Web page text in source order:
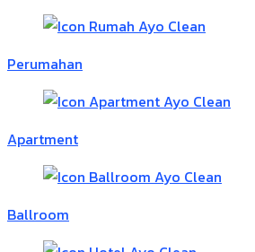
Perumahan
Apartment
Ballroom